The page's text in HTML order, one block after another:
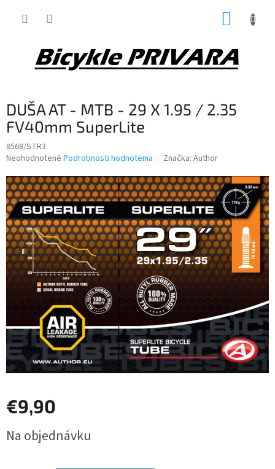
DUŠA AT - MTB - 29 X 1.95 / 2.35
FV40mm SuperLite
8568/STR3
Priemerné
produktu
je
0,0
z
5
hviezdičiek.
Neohodnotené Podrobnosti hodnotenia Značka: Author
€9,90
cena:
Na objednávku